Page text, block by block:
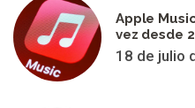
Apple
vez desde
18 de julio